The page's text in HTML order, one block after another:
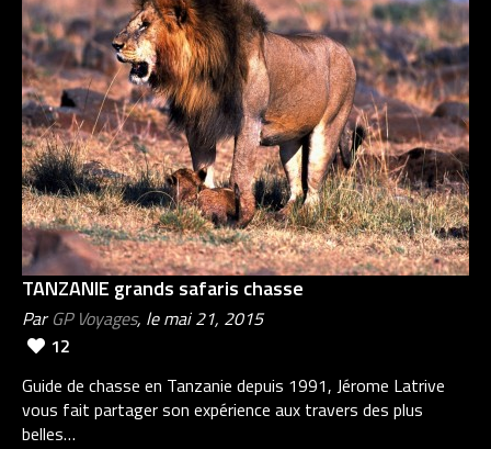
TANZANIE grands safaris chasse
ParGP Voyages, le mai 21, 2015
12
Guide de chasse en Tanzanie depuis 1991, Jérome Latrive
vous fait partager son expérience aux travers des plus
belles…